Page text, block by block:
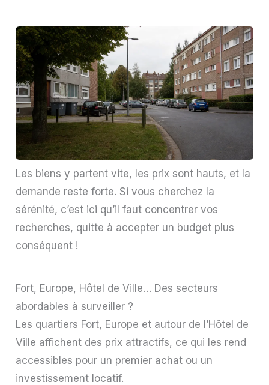
Les biens y partent vite, les prix sont hauts, et la
demande reste forte. Si vous cherchez la
sérénité, c’est ici qu’il faut concentrer vos
recherches, quitte à accepter un budget plus
conséquent !
Fort, Europe, Hôtel de Ville… Des secteurs
abordables à surveiller ?
Les quartiers Fort, Europe et autour de l’Hôtel de
Ville affichent des prix attractifs, ce qui les rend
accessibles pour un premier achat ou un
investissement locatif.